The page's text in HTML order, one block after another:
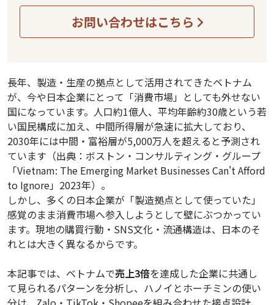
お問い合わせはこちら
長年、製造・生産の拠点として活用されてきたベトナム
が、今や日本企業にとって「消費市場」としても外せない
国になっています。人口約1億人、平均年齢約30歳という若
い国民構成に加え、中間所得層が急速に拡大しており、
2030年には中間・富裕層が5,000万人を超えると予測され
ています（出典：ボストン・コンサルティング・グループ
「Vietnam: The Emerging Market Businesses Can't Afford
to Ignore」2023年）。
しかし、多くの日本企業が「製造拠点として使っていた」
感覚のまま消費市場へ参入しようとして壁にぶつかってい
ます。現地の購買行動・SNS文化・流通構造は、日本のそ
れとは大きく異なるからです。
本記事では、ベトナムで売上3倍を達成した企業に共通し
て見られるパターンを分析し、ハノイとホーチミンの使い